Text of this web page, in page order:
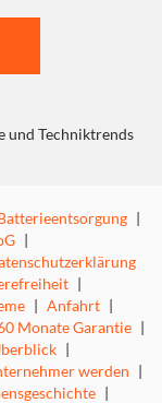
wir nicht
Freund 12 -
Herz (Version
und Techniktrends
|
|
|
| Anfahrt |
Monate Garantie |
|
werden |
|